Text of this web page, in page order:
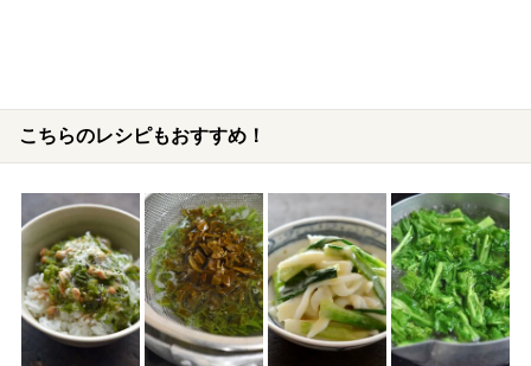
こちらのレシピもおすすめ！